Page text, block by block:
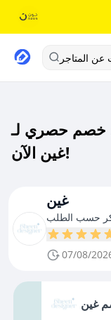
عن المتاجر
خصم حصري لـ
غين الآن!
غين
حسب الطلب
غين